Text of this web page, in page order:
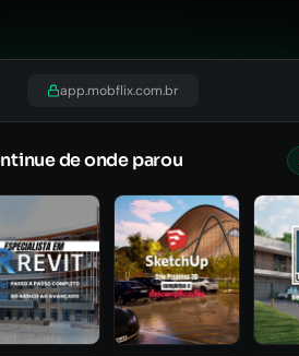
app.mobflix.com.br
de onde parou